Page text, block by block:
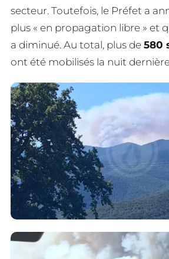
secteur. Toutefois, le Préfet a
plus « en propagation libre » et
a diminué. Au total, plus de 580
ont été mobilisés la nuit